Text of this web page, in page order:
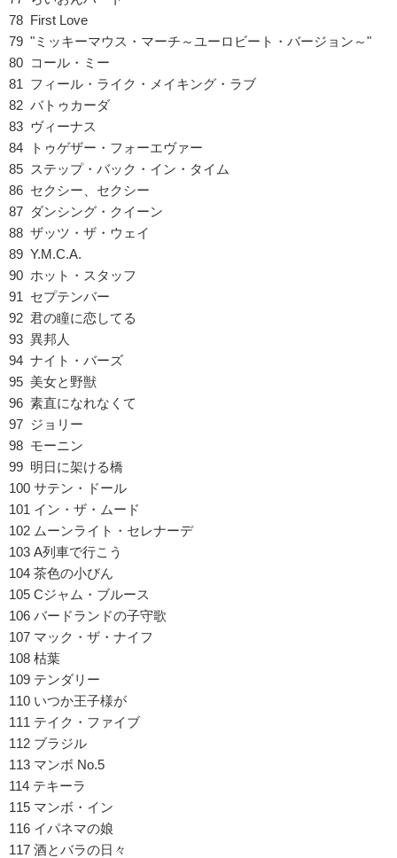
78 First Love
79 "ミッキーマウス・マーチ～ユーロビート・バージョン～"
80 コール・ミー
81 フィール・ライク・メイキング・ラブ
82 バトゥカーダ
83 ヴィーナス
84 トゥゲザー・フォーエヴァー
85 ステップ・バック・イン・タイム
86 セクシー、セクシー
87 ダンシング・クイーン
88 ザッツ・ザ・ウェイ
89 Y.M.C.A.
90 ホット・スタッフ
91 セプテンバー
92 君の瞳に恋してる
93 異邦人
94 ナイト・バーズ
95 美女と野獣
96 素直になれなくて
97 ジョリー
98 モーニン
99 明日に架ける橋
100 サテン・ドール
101 イン・ザ・ムード
102 ムーンライト・セレナーデ
103 A列車で行こう
104 茶色の小びん
105 Cジャム・ブルース
106 バードランドの子守歌
107 マック・ザ・ナイフ
108 枯葉
109 テンダリー
110 いつか王子様が
111 テイク・ファイブ
112 ブラジル
113 マンボ No.5
114 テキーラ
115 マンボ・イン
116 イパネマの娘
117 酒とバラの日々